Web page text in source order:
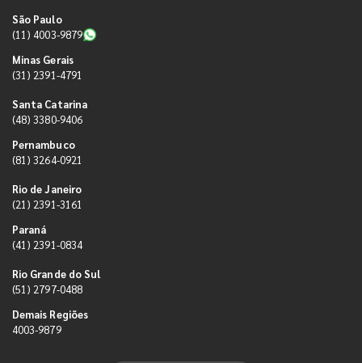
São Paulo
(11) 4003-9879
Minas Gerais
(31) 2391-4791
Santa Catarina
(48) 3380-9406
Pernambuco
(81) 3264-0921
Rio de Janeiro
(21) 2391-3161
Paraná
(41) 2391-0834
Rio Grande do Sul
(51) 2797-0488
Demais Regiões
4003-9879